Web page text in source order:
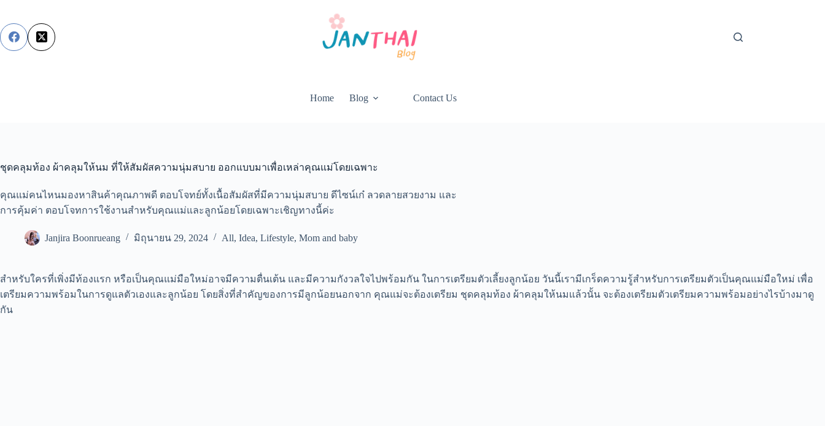
content
Home Blog Contact Us
ชุดคลุมท้อง ผ้าคลุมให้นม ที่ให้สัมผัสความนุ่มสบาย ออกแบบมาเพื่อเหล่าคุณแม่โดยเฉพาะ
คุณแม่คนไหนมองหาสินค้าคุณภาพดี ตอบโจทย์ทั้งเนื้อสัมผัสที่มีความนุ่มสบาย ดีไซน์เก๋ ลวดลายสวยงาม และ
การคุ้มค่า ตอบโจทการใช้งานสำหรับคุณแม่และลูกน้อยโดยเฉพาะเชิญทางนี้ค่ะ
Janjira Boonrueang มิถุนายน 29, 2024 All, Idea, Lifestyle, Mom and baby
สำหรับใครที่เพิ่งมีท้องแรก หรือเป็นคุณแม่มือใหม่อาจมีความตื่นเต้น และมีความกังวลใจไปพร้อมกัน ในการเตรียมตัวเลี้ยงลูกน้อย วันนี้เรามีเกร็ดความรู้สำหรับการเตรียมตัวเป็นคุณแม่มือใหม่ เพื่อ
เตรียมความพร้อมในการดูแลตัวเองและลูกน้อย โดยสิ่งที่สำคัญของการมีลูกน้อยนอกจาก คุณแม่จะต้องเตรียม ชุดคลุมท้อง ผ้าคลุมให้นมแล้วนั้น จะต้องเตรียมตัวเตรียมความพร้อมอย่างไรบ้างมาดู
กัน